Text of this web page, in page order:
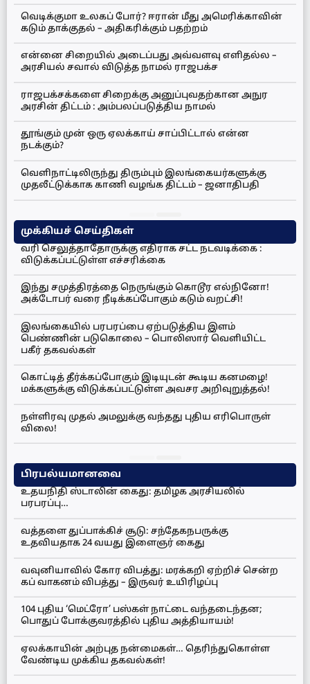
வெடிக்குமா உலகப் போர்? ஈரான் மீது அமெரிக்காவின்
கடும் தாக்குதல் – அதிகரிக்கும் பதற்றம்
என்னை சிறையில் அடைப்பது அவ்வளவு எளிதல்ல –
அரசியல் சவால் விடுத்த நாமல் ராஜபக்ச
ராஜபக்சக்களை சிறைக்கு அனுப்புவதற்கான அநுர
அரசின் திட்டம் : அம்பலப்படுத்திய நாமல்
தூங்கும் முன் ஒரு ஏலக்காய் சாப்பிட்டால் என்ன
நடக்கும்?
வெளிநாட்டிலிருந்து திரும்பும் இலங்கையர்களுக்கு
முதலீட்டுக்காக காணி வழங்க திட்டம் – ஜனாதிபதி
முக்கியச் செய்திகள்
வரி செலுத்தாதோருக்கு எதிராக சட்ட நடவடிக்கை :
விடுக்கப்பட்டுள்ள எச்சரிக்கை
இந்து சமுத்திரத்தை நெருங்கும் கொடூர எல்நினோ!
அக்டோபர் வரை நீடிக்கப்போகும் கடும் வறட்சி!
இலங்கையில் பரபரப்பை ஏற்படுத்திய இளம்
பெண்ணின் படுகொலை – பொலிஸார் வெளியிட்ட
பகீர் தகவல்கள்
கொட்டித் தீர்க்கப்போகும் இடியுடன் கூடிய கனமழை!
மக்களுக்கு விடுக்கப்பட்டுள்ள அவசர அறிவுறுத்தல்!
நள்ளிரவு முதல் அமலுக்கு வந்தது புதிய எரிபொருள்
விலை!
பிரபல்யமானவை
உதயநிதி ஸ்டாலின் கைது: தமிழக அரசியலில்
பரபரப்பு…
வத்தளை துப்பாக்கிச் சூடு: சந்தேகநபருக்கு
உதவியதாக 24 வயது இளைஞர் கைது
வவுனியாவில் கோர விபத்து: மரக்கறி ஏற்றிச் சென்ற
கப் வாகனம் விபத்து – இருவர் உயிரிழப்பு
104 புதிய ‘மெட்ரோ’ பஸ்கள் நாட்டை வந்தடைந்தன;
பொதுப் போக்குவரத்தில் புதிய அத்தியாயம்!
ஏலக்காயின் அற்புத நன்மைகள்… தெரிந்துகொள்ள
வேண்டிய முக்கிய தகவல்கள்!